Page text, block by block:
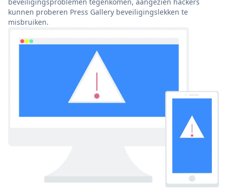
beveiligingsproblemen tegenkomen, aangezien hackers
kunnen proberen Press Gallery beveiligingslekken te
misbruiken.